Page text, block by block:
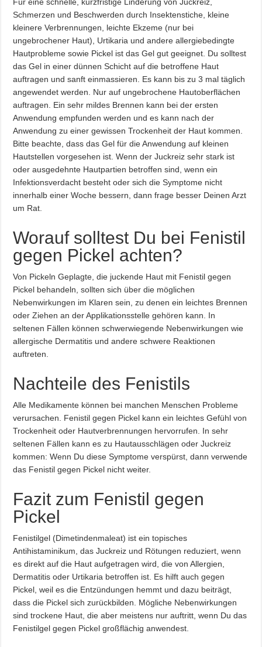
Schmerzen und Beschwerden durch Insektenstiche, kleine
kleinere Verbrennungen, leichte Ekzeme (nur bei
ungebrochener Haut), Urtikaria und andere allergiebedingte
Hautprobleme sowie Pickel ist das Gel gut geeignet. Du solltest
das Gel in einer dünnen Schicht auf die betroffene Haut
auftragen und sanft einmassieren. Es kann bis zu 3 mal täglich
angewendet werden. Nur auf ungebrochene Hautoberflächen
auftragen. Ein sehr mildes Brennen kann bei der ersten
Anwendung empfunden werden und es kann nach der
Anwendung zu einer gewissen Trockenheit der Haut kommen.
Bitte beachte, dass das Gel für die Anwendung auf kleinen
Hautstellen vorgesehen ist. Wenn der Juckreiz sehr stark ist
oder ausgedehnte Hautpartien betroffen sind, wenn ein
Infektionsverdacht besteht oder sich die Symptome nicht
innerhalb einer Woche bessern, dann frage besser Deinen Arzt
um Rat.
Worauf solltest Du bei Fenistil
gegen Pickel achten?
Von Pickeln Geplagte, die juckende Haut mit Fenistil gegen
Pickel behandeln, sollten sich über die möglichen
Nebenwirkungen im Klaren sein, zu denen ein leichtes Brennen
oder Ziehen an der Applikationsstelle gehören kann. In
seltenen Fällen können schwerwiegende Nebenwirkungen wie
allergische Dermatitis und andere schwere Reaktionen
auftreten.
Nachteile des Fenistils
Alle Medikamente können bei manchen Menschen Probleme
verursachen. Fenistil gegen Pickel kann ein leichtes Gefühl von
Trockenheit oder Hautverbrennungen hervorrufen. In sehr
seltenen Fällen kann es zu Hautausschlägen oder Juckreiz
kommen: Wenn Du diese Symptome verspürst, dann verwende
das Fenistil gegen Pickel nicht weiter.
Fazit zum Fenistil gegen
Pickel
Fenistilgel (Dimetindenmaleat) ist ein topisches
Antihistaminikum, das Juckreiz und Rötungen reduziert, wenn
es direkt auf die Haut aufgetragen wird, die von Allergien,
Dermatitis oder Urtikaria betroffen ist. Es hilft auch gegen
Pickel, weil es die Entzündungen hemmt und dazu beiträgt,
dass die Pickel sich zurückbilden. Mögliche Nebenwirkungen
sind trockene Haut, die aber meistens nur auftritt, wenn Du das
Fenistilgel gegen Pickel großflächig anwendest.